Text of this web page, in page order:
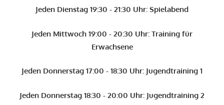
Jeden Dienstag 19:30 - 21:30 Uhr: Spielabend
Jeden Mittwoch 19:00 - 20:30 Uhr: Training für
Erwachsene
Jeden Donnerstag 17:00 - 18:30 Uhr: Jugendtraining 1
Jeden Donnerstag 18:30 - 20:00 Uhr: Jugendtraining 2